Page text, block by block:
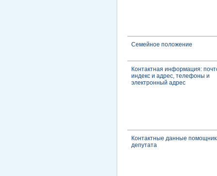
Семейное положение
Контактная информация:
индекс и адрес, телефоны и
электронный адрес
Контактные данные
депутата